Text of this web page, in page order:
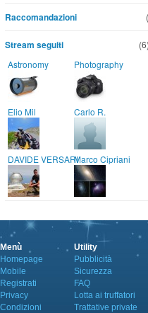
Raccomandazioni
(6)
Stream seguiti
Astronomy Photography
Elio Mil Carlo R.
DAVIDE VERSARIMarco Cipriani
Menù
Homepage
Mobile
Registrati
Privacy
Condizioni
Utility
Pubblicità
Sicurezza
FAQ
Lotta ai truffatori
Trattative private